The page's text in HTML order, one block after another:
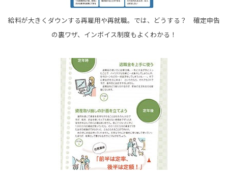
給料が大きくダウンする再雇用や再就職。では、どうする？ 確定申告
の裏ワザ、インボイス制度もよくわかる！